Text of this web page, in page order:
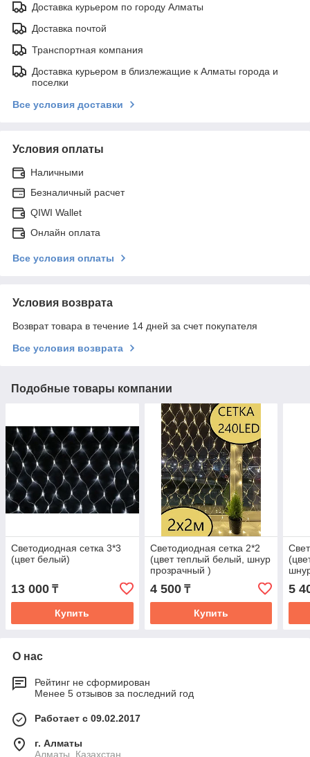
Доставка курьером по городу Алматы
Доставка почтой
Транспортная компания
Доставка курьером в близлежащие к Алматы города и
поселки
Все условия доставки
Условия оплаты
Наличными
Безналичный расчет
QIWI Wallet
Онлайн оплата
Все условия оплаты
Условия возврата
Возврат товара в течение 14 дней за счет покупателя
Все условия возврата
Подобные товары компании
Светодиодная сетка 3*3
(цвет белый)
13 000 ₸
Купить
Светодиодная сетка 2*2
(цвет теплый белый, шнур
прозрачный )
4 500₸
Купить
5
О нас
Рейтинг не сформирован
Менее 5 отзывов за последний год
Работает с 09.02.2017
г. Алматы
Алматы, Казахстан